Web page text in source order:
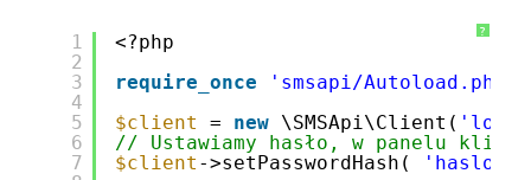
?
1
2
3
4
5
6
7
<?php
require_once
'smsapi/Autoload.php'
$client
= new \SMSApi\Client(
// Ustawiamy hasło, w panelu
$client ->setPasswordHash(
'haslo w